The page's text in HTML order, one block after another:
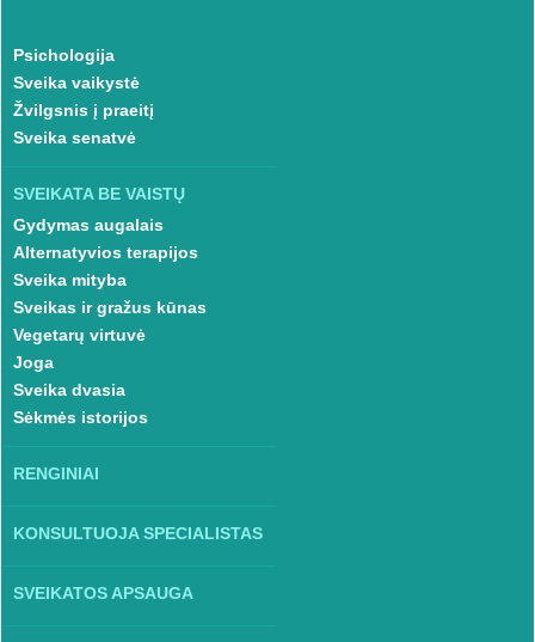
Psichologija
Sveika vaikystė
Žvilgsnis į praeitį
Sveika senatvė
SVEIKATA BE VAISTŲ
Gydymas augalais
Alternatyvios terapijos
Sveika mityba
Sveikas ir gražus kūnas
Vegetarų virtuvė
Joga
Sveika dvasia
Sėkmės istorijos
RENGINIAI
KONSULTUOJA SPECIALISTAS
SVEIKATOS APSAUGA